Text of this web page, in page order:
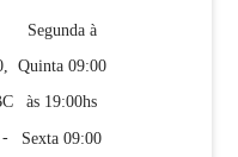
-
Segunda à
Quinta 09:00
às 19:00hs
Sexta 09:00